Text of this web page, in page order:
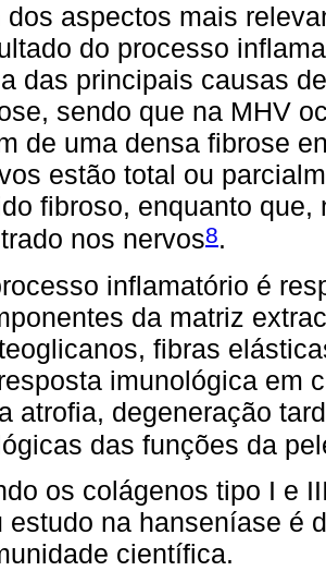
dos aspectos mais
do processo
das principais causas
sendo que na MHV
de uma densa fibrose
estão total ou
fibroso, enquanto
nos nervos8.
inflamatório é
da matriz
fibras
imunológica em
atrofia, degeneração
das funções da
os colágenos tipo I e
estudo na hanseníase é
científica.